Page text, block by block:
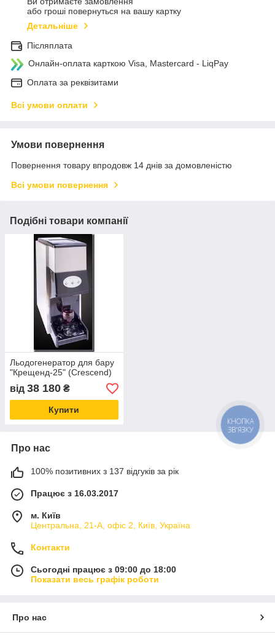
або гроші повернуться на вашу картку
Детальніше
Післяплата
Онлайн-оплата карткою Visa, Mastercard - LiqPay
Оплата за реквізитами
Всі умови оплати
Умови повернення
Повернення товару впродовж 14 днів за домовленістю
Всі умови повернення
Подібні товари компанії
Льодогенератор для бару
"Крещенд-25" (Crescend)
від 38 180 ₴
Купити
Про нас
100% позитивних з 137 відгуків за рік
Працює з 16.03.2017
м. Київ
Центральна, 21-А, офіс 2, Київ, Україна
Контакти
Сьогодні працює з 09:00 до 18:00
Показати весь графік роботи
Про нас
КНОПКА
ЗВ'ЯЗКУ